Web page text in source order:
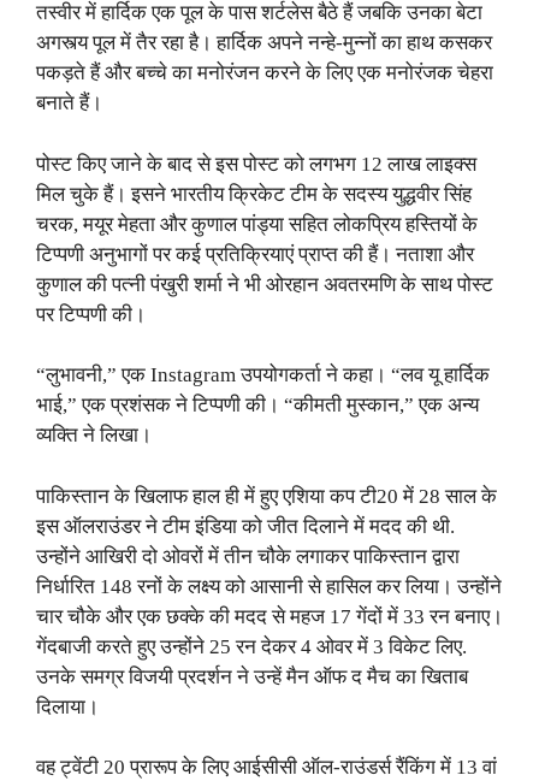
तस्वीर में हार्दिक एक पूल के पास शर्टलेस बैठे हैं जबकि उनका बेटा
अगस्त्य पूल में तैर रहा है। हार्दिक अपने नन्हे-मुन्नों का हाथ कसकर
पकड़ते हैं और बच्चे का मनोरंजन करने के लिए एक मनोरंजक चेहरा
बनाते हैं।
पोस्ट किए जाने के बाद से इस पोस्ट को लगभग 12 लाख लाइक्स
मिल चुके हैं। इसने भारतीय क्रिकेट टीम के सदस्य युद्धवीर सिंह
चरक, मयूर मेहता और कुणाल पांड्या सहित लोकप्रिय हस्तियों के
टिप्पणी अनुभागों पर कई प्रतिक्रियाएं प्राप्त की हैं। नताशा और
कुणाल की पत्नी पंखुरी शर्मा ने भी ओरहान अवतरमणि के साथ पोस्ट
पर टिप्पणी की।
“लुभावनी,” एक Instagram उपयोगकर्ता ने कहा। “लव यू हार्दिक
भाई,” एक प्रशंसक ने टिप्पणी की। “कीमती मुस्कान,” एक अन्य
व्यक्ति ने लिखा।
पाकिस्तान के खिलाफ हाल ही में हुए एशिया कप टी20 में 28 साल के
इस ऑलराउंडर ने टीम इंडिया को जीत दिलाने में मदद की थी.
उन्होंने आखिरी दो ओवरों में तीन चौके लगाकर पाकिस्तान द्वारा
निर्धारित 148 रनों के लक्ष्य को आसानी से हासिल कर लिया। उन्होंने
चार चौके और एक छक्के की मदद से महज 17 गेंदों में 33 रन बनाए।
गेंदबाजी करते हुए उन्होंने 25 रन देकर 4 ओवर में 3 विकेट लिए.
उनके समग्र विजयी प्रदर्शन ने उन्हें मैन ऑफ द मैच का खिताब
दिलाया।
वह ट्वेंटी 20 प्रारूप के लिए आईसीसी ऑल-राउंडर्स रैंकिंग में 13 वां